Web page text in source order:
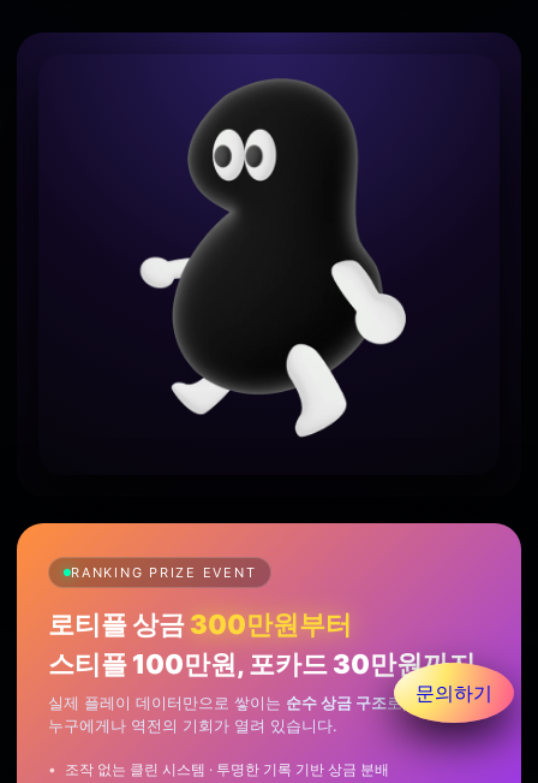
RANKING PRIZE EVENT
로티플 상금300만원부터
스티플 100만원, 포카드 30만원까지
실제 플레이 데이터만으로 쌓이는 순수 상금 구조로,
누구에게나 역전의 기회가 열려 있습니다.
조작 없는 클린 시스템 · 투명한 기록 기반 상금 분배
문의하기